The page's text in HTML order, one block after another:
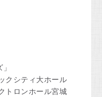
クシティ大ホール
トロンホール宮城